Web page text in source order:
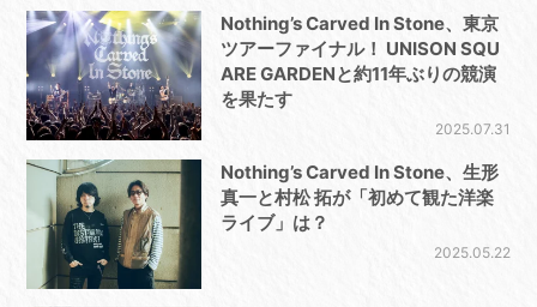
Nothing’s Carved In Stone、東京
ツアーファイナル！ UNISON SQU
ARE GARDENと約11年ぶりの競演
を果たす
2025.07.31
Nothing’s Carved In Stone、生形
真一と村松 拓が「初めて観た洋楽
ライブ」は？
2025.05.22